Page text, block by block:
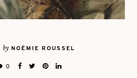
by NOËMIE ROUSSEL
0